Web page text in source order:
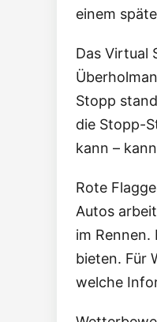
einem
Das Virtual
Stopp
die Stopp-
kann –
Rote
Autos
im
bieten. Für
welche